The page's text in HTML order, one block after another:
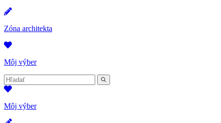
Zóna architekta
Môj výber
Hľadať:
Hľadať
Môj výber